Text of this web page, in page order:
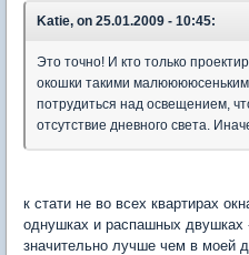
Katie, on 25.01.2009 - 10:45:
Это точно! И кто только
окошки такими
потрудиться над освещением,
отсутствие дневного света.
к стати не во всех квартирах
однушках и распашных двушках
значительно лучше чем в моей